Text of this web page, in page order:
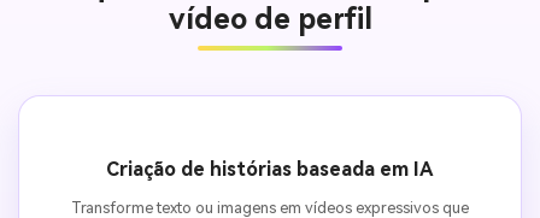
vídeo de perfil
Criação de histórias baseada em IA
Transforme texto ou imagens em vídeos expressivos que